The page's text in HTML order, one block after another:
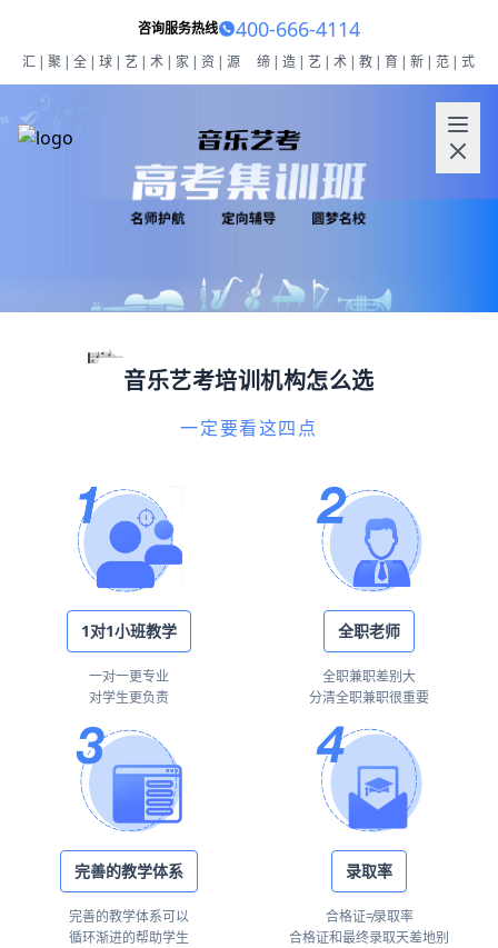
咨询服务热线 400-666-4114
汇|聚|全|球|艺|术|家|资|源 缔|造|艺|术|教|育|新|范|式
音乐艺考培训机构怎么选
一定要看这四点
1对1小班教学
一对一更专业
对学生更负责
全职老师
全职兼职差别大
分清全职兼职很重要
完善的教学体系
完善的教学体系可以
循环渐进的帮助学生
录取率
合格证≠录取率
合格证和最终录取天差地别